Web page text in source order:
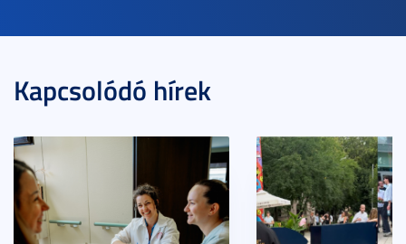
Kapcsolódó hírek